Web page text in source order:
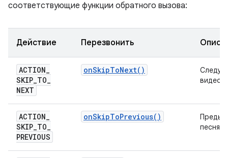
соответствующие функции обратного вызова:
Действие Перезвонить
ACTION_
SKIP_TO_
NEXT
onSkipToNext( )
видео
ACTION_
SKIP_TO_
PREVIOUS
onSkipToPrevious( )
песня